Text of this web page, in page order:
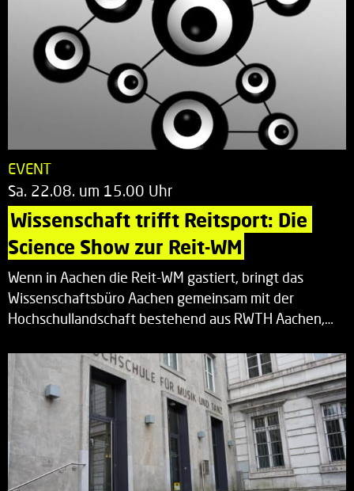
EVENT
Sa. 22.08. um 15.00 Uhr
Wissenschaft trifft Reitsport: Die
Science Show zur Reit-WM
Wenn in Aachen die Reit-WM gastiert, bringt das
Wissenschaftsbüro Aachen gemeinsam mit der
Hochschullandschaft bestehend aus RWTH Aachen,…